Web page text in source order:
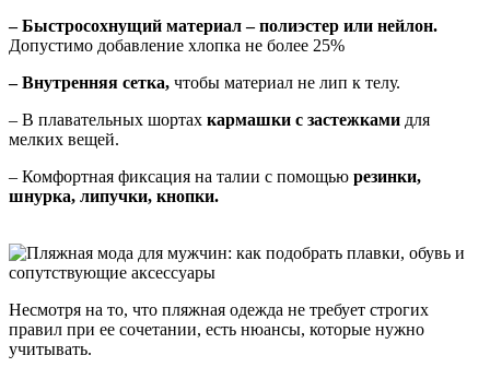
– Быстросохнущий материал – полиэстер или нейлон.
Допустимо добавление хлопка не более 25%
– Внутренняя сетка, чтобы материал не лип к телу.
– В плавательных шортах кармашки с застежками для
мелких вещей.
– Комфортная фиксация на талии с помощью резинки,
шнурка, липучки, кнопки.
Несмотря на то, что пляжная одежда не требует строгих
правил при ее сочетании, есть нюансы, которые нужно
учитывать.